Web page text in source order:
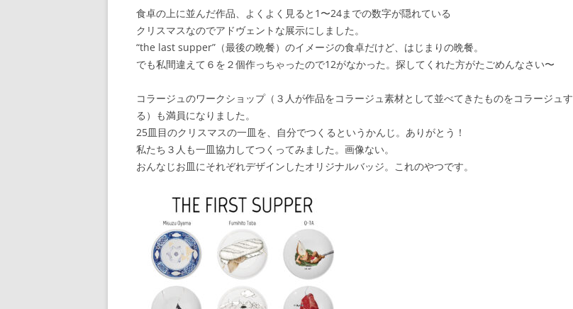
食卓の上に並んだ作品、よくよく見ると1〜24までの数字が隠れている
クリスマスなのでアドヴェントな展示にしました。
“the last supper”（最後の晩餐）のイメージの食卓だけど、はじまりの晩餐。
でも私間違えて６を２個作っちゃったので12がなかった。探してくれた方がたごめんなさい〜
コラージュのワークショップ（３人が作品をコラージュ素材として並べてきたものをコラージュす
る）も満員になりました。
25皿目のクリスマスの一皿を、自分でつくるというかんじ。ありがとう！
私たち３人も一皿協力してつくってみました。画像ない。
おんなじお皿にそれぞれデザインしたオリジナルバッジ。これのやつです。